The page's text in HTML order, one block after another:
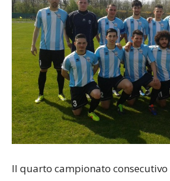
Il quarto campionato